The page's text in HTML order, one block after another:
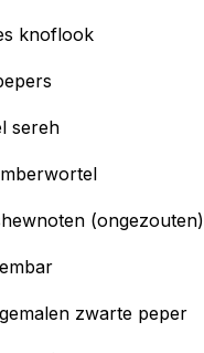
knoflook
sereh
(ongezouten)
zwarte peper